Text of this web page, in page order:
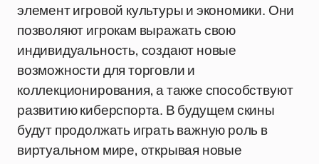
элемент игровой культуры и экономики. Они
позволяют игрокам выражать свою
индивидуальность, создают новые
возможности для торговли и
коллекционирования, а также способствуют
развитию киберспорта. В будущем скины
будут продолжать играть важную роль в
виртуальном мире, открывая новые